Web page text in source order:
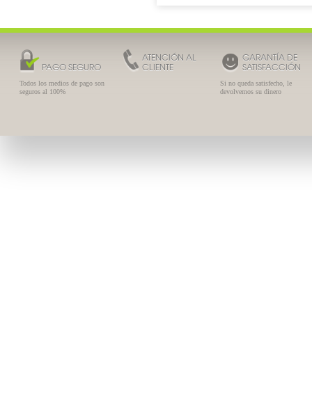
PAGO SEGURO
Todos los medios de pago son
seguros al 100%
ATENCIÓN AL
CLIENTE
GARANTÍA DE
SATISFACCIÓN
Si no queda satisfecho, le
devolvemos su dinero